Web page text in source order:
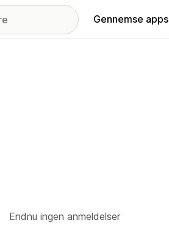
Gennemse apps
Endnu ingen anmeldelser